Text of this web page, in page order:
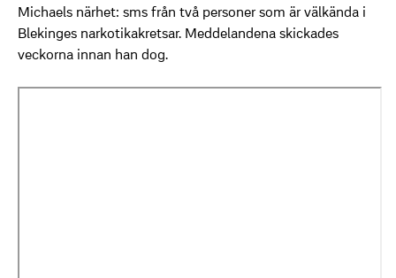
Michaels närhet: sms från två personer som är välkända i
Blekinges narkotikakretsar. Meddelandena skickades
veckorna innan han dog.